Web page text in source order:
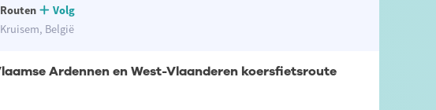
Routen
Volg
Kruisem, België
Ardennen en West-Vlaanderen koersfietsroute